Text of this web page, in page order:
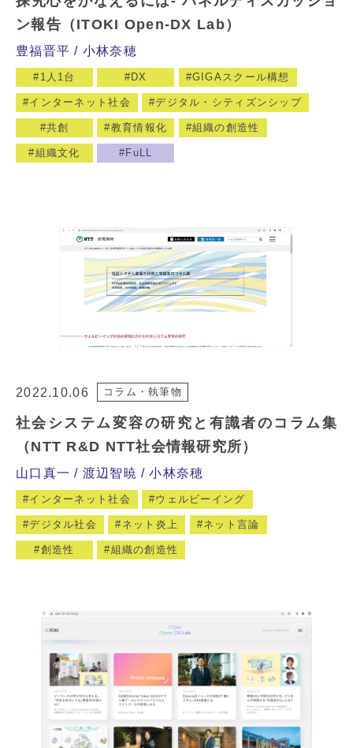
ン報告（ITOKI Open-DX Lab）
豊福晋平 小林奈穂
1人1台 DX GIGAスクール構想
インターネット社会 デジタル・シティズンシップ
共創 教育情報化 組織の創造性
組織文化 FuLL
2022.10.06 コラム・執筆物
社会システム変容の研究と有識者のコラム集
（NTT R&D NTT社会情報研究所）
山口真一 渡辺智暁 小林奈穂
インターネット社会 ウェルビーイング
デジタル社会 ネット炎上 ネット言論
創造性 組織の創造性